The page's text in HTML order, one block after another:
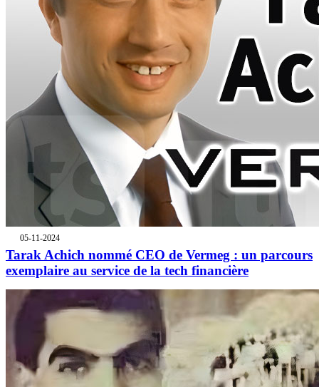
05-11-2024
Tarak Achich nommé CEO de Vermeg : un parcours
exemplaire au service de la tech financière